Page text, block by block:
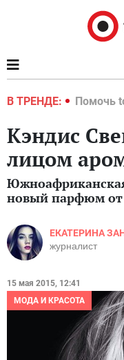
В ТРЕНДЕ:
2022 Помочь
Кэндис
лицом
новый парфюм от
ЕКАТЕРИНА
журналист
15 мая 2015, 12:41
МОДА И КРАСОТА